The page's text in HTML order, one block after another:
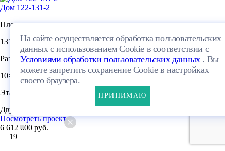
Дом 122-131-2
Площадь:
131 м
2
Размеры:
10×9.5м
Этажей:
Двухэтажный
Посмотреть проект
6 612 600 руб.
19
На сайте осуществляется обработка пользовательских
данных с использованием Cookie в соответствии с
Условиями обработки пользовательских данных. Вы
можете запретить сохранение Cookie в настройках
своего браузера.
ПРИНИМАЮ